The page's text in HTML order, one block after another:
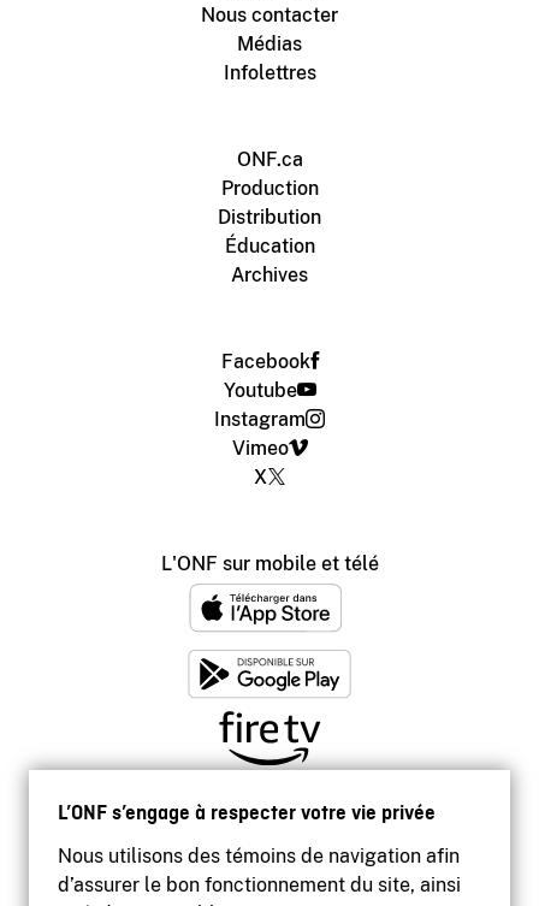
L’ONF s’engage à respecter votre vie privée
Nous utilisons des témoins de navigation afin
d’assurer le bon fonctionnement du site, ainsi
Nous contacter
Médias
Infolettres
ONF.ca
Production
Distribution
Éducation
Archives
Facebook
Youtube
Instagram
Vimeo
X
L'ONF sur mobile et télé